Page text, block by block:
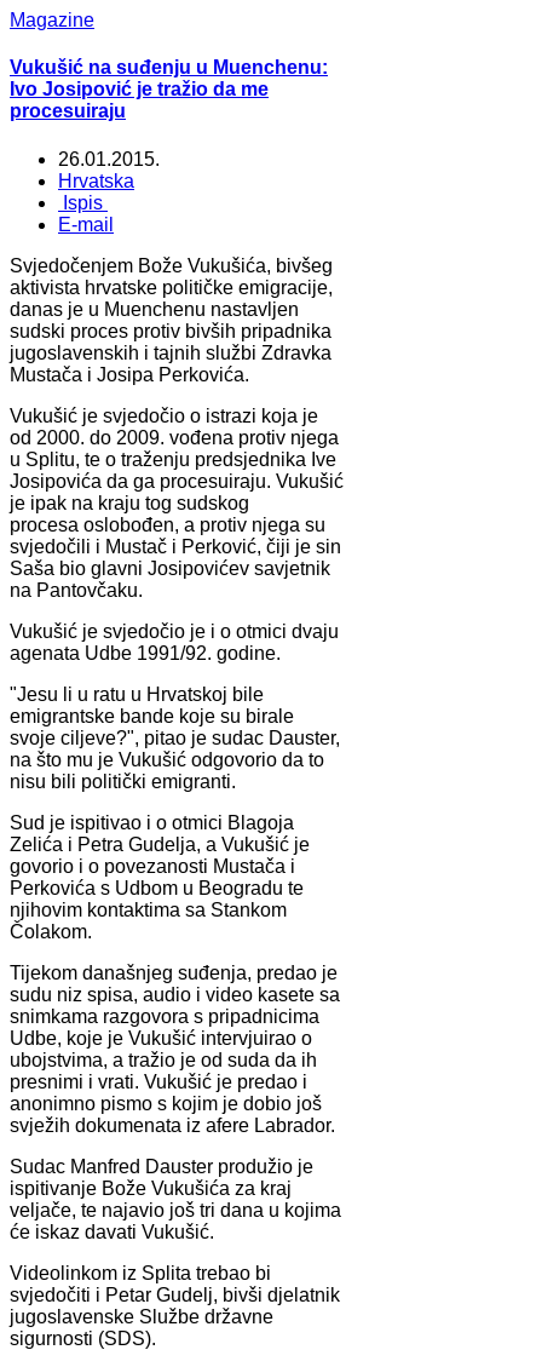
Magazine
Vukušić na suđenju u Muenchenu:
Ivo Josipović je tražio da me
procesuiraju
26.01.2015.
Hrvatska
Ispis
E-mail
Svjedočenjem Bože Vukušića, bivšeg
aktivista hrvatske političke emigracije,
danas je u Muenchenu nastavljen
sudski proces protiv bivših pripadnika
jugoslavenskih i tajnih službi Zdravka
Mustača i Josipa Perkovića.
Vukušić je svjedočio o istrazi koja je
od 2000. do 2009. vođena protiv njega
u Splitu, te o traženju predsjednika Ive
Josipovića da ga procesuiraju. Vukušić
je ipak na kraju tog sudskog
procesa oslobođen, a protiv njega su
svjedočili i Mustač i Perković, čiji je sin
Saša bio glavni Josipovićev savjetnik
na Pantovčaku.
Vukušić je svjedočio je i o otmici dvaju
agenata Udbe 1991/92. godine.
"Jesu li u ratu u Hrvatskoj bile
emigrantske bande koje su birale
svoje ciljeve?", pitao je sudac Dauster,
na što mu je Vukušić odgovorio da to
nisu bili politički emigranti.
Sud je ispitivao i o otmici Blagoja
Zelića i Petra Gudelja, a Vukušić je
govorio i o povezanosti Mustača i
Perkovića s Udbom u Beogradu te
njihovim kontaktima sa Stankom
Čolakom.
Tijekom današnjeg suđenja, predao je
sudu niz spisa, audio i video kasete sa
snimkama razgovora s pripadnicima
Udbe, koje je Vukušić intervjuirao o
ubojstvima, a tražio je od suda da ih
presnimi i vrati. Vukušić je predao i
anonimno pismo s kojim je dobio još
svježih dokumenata iz afere Labrador.
Sudac Manfred Dauster produžio je
ispitivanje Bože Vukušića za kraj
veljače, te najavio još tri dana u kojima
će iskaz davati Vukušić.
Videolinkom iz Splita trebao bi
svjedočiti i Petar Gudelj, bivši djelatnik
jugoslavenske Službe državne
sigurnosti (SDS).